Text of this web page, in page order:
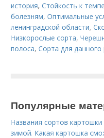
история,Стойкость к
болезням,Оптимальные
ленинградской области,
Низкорослые сорта,
полоса,Сорта для данного
Популярные
Названия сортов
зимой. Какая картошка